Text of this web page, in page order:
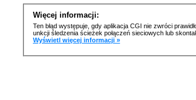
Więcej informacji:
Ten błąd występuje, gdy aplikacja CGI nie zwróci
unkcji śledzenia ścieżek połączeń sieciowych lub
Wyświetl więcej informacji »